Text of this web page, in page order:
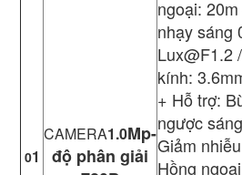
01
CAMERA1.0Mp-
độ phân giải
ngoại:
nhạy sáng
Lux@F1.2
kính:
+ Hỗ trợ:
ngược
Giảm
Hồng